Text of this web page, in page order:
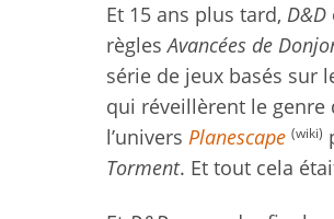
Et 15 ans plus tard, D&D
règlesAvancées de
série de jeux basés sur
qui réveillèrent le genre
l’univers Planescape (wiki)
Torment. Et tout cela